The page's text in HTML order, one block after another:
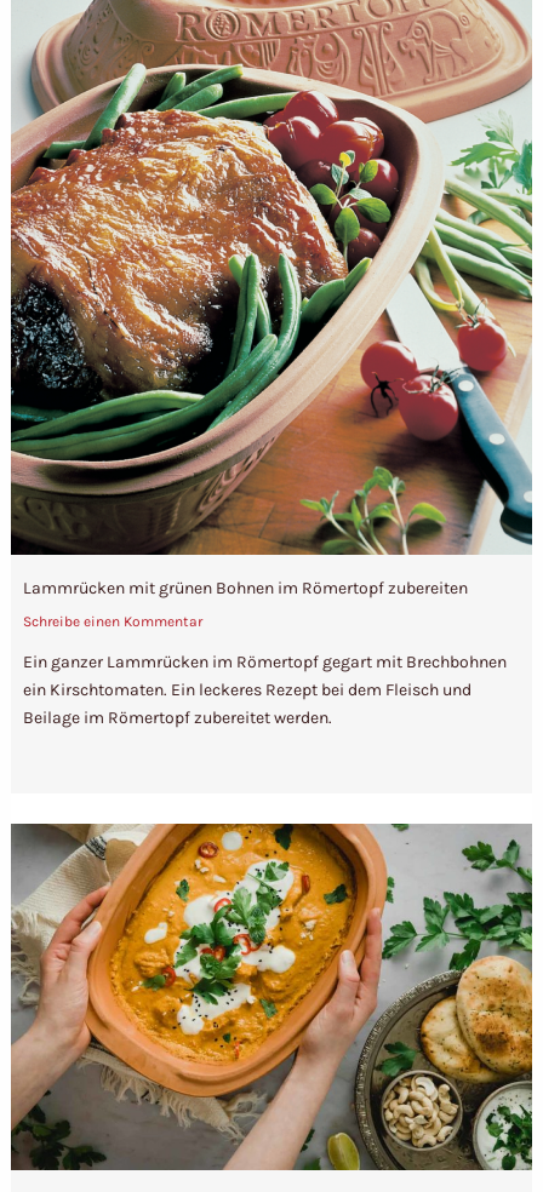
Lammrücken mit grünen Bohnen im Römertopf zubereiten
Schreibe einen Kommentar
Ein ganzer Lammrücken im Römertopf gegart mit Brechbohnen
ein Kirschtomaten. Ein leckeres Rezept bei dem Fleisch und
Beilage im Römertopf zubereitet werden.